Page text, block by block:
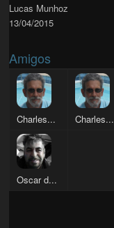
Lucas Munhoz
13/04/2015
Amigos
Charles... Charles...
Oscar d...